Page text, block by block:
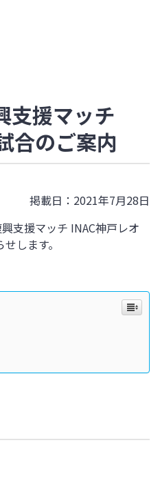
支援マッチ
合のご案内
掲載日：2021年7月28日
支援マッチ INAC神戸レオ
します。